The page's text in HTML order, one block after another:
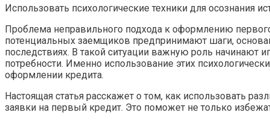
Использовать психологические техники для
Проблема неправильного подхода к оформлению
потенциальных заемщиков предпринимают шаги,
последствиях. В такой ситуации важную роль начинают
потребности. Именно использование этих
оформлении кредита.
Настоящая статья расскажет о том, как использовать
заявки на первый кредит. Это поможет не только